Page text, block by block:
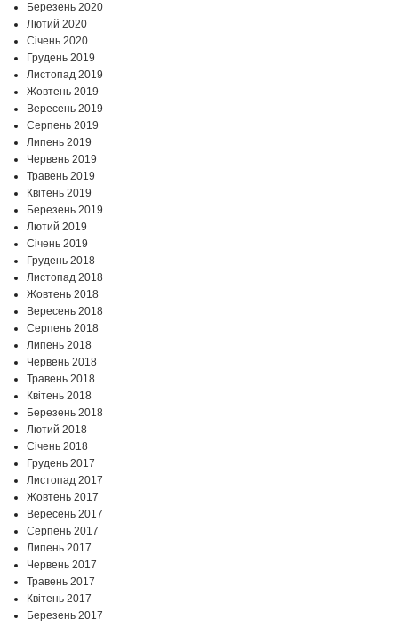
Березень 2020
Лютий 2020
Січень 2020
Грудень 2019
Листопад 2019
Жовтень 2019
Вересень 2019
Серпень 2019
Липень 2019
Червень 2019
Травень 2019
Квітень 2019
Березень 2019
Лютий 2019
Січень 2019
Грудень 2018
Листопад 2018
Жовтень 2018
Вересень 2018
Серпень 2018
Липень 2018
Червень 2018
Травень 2018
Квітень 2018
Березень 2018
Лютий 2018
Січень 2018
Грудень 2017
Листопад 2017
Жовтень 2017
Вересень 2017
Серпень 2017
Липень 2017
Червень 2017
Травень 2017
Квітень 2017
Березень 2017